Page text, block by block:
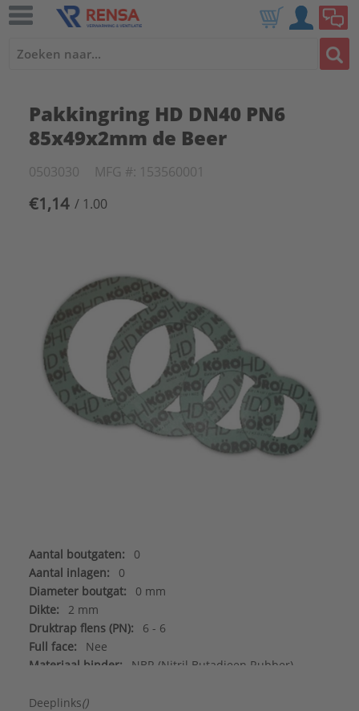
Pakkingring HD DN40 PN6
85x49x2mm de Beer
0503030 MFG #: 153560001
€1,14 / 1.00
Aantal boutgaten:
0
Aantal inlagen:
0
Diameter boutgat:
0 mm
Dikte:
2 mm
Druktrap flens (PN):
6 - 6
Full face:
Nee
Materiaal binder:
NBR (Nitril Butadieen Rubber)
Met felsrand:
Deeplinks()